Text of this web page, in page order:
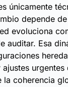
únicamente
depende
evoluciona
auditar. Esa
urgentes
la coherencia